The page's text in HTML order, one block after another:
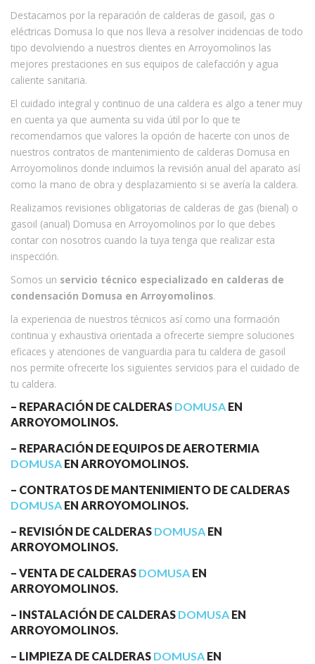
Destacamos por la reparación de calderas de gasoil, gas o
eléctricas Domusa lo que nos lleva a resolver incidencias de todo
tipo devolviendo a nuestros clientes en Arroyomolinos las
mejores prestaciones en sus equipos de calefacción y agua
caliente sanitaria.
El cuidado integral y continuo de una caldera es algo a tener muy
en cuenta ya que aumenta su vida útil por lo que te
recomendamos que valores la opción de hacerte con unos de
nuestros contratos de mantenimiento de calderas Domusa en
Arroyomolinos donde incluimos la revisión anual del aparato así
como la mano de obra y desplazamiento si se avería la caldera.
Realizamos revisiones obligatorias de calderas de gas (bienal) o
gasoil (anual) Domusa en Arroyomolinos por lo que debes
contar con nosotros cuando la tuya tenga que realizar esta
inspección.
Somos un servicio técnico especializado en calderas de
condensación Domusa en Arroyomolinos.
la experiencia de nuestros técnicos así como una formación
continua y exhaustiva orientada a ofrecerte siempre soluciones
eficaces y atenciones de vanguardia para tu caldera de gasoil
nos permite ofrecerte los siguientes servicios para el cuidado de
tu caldera.
– REPARACIÓN DE CALDERAS DOMUSA EN
ARROYOMOLINOS.
– REPARACIÓN DE EQUIPOS DE AEROTERMIA
DOMUSA EN ARROYOMOLINOS.
– CONTRATOS DE MANTENIMIENTO DE CALDERAS
DOMUSA EN ARROYOMOLINOS.
– REVISIÓN DE CALDERAS DOMUSA EN
ARROYOMOLINOS.
– VENTA DE CALDERAS DOMUSA EN
ARROYOMOLINOS.
– INSTALACIÓN DE CALDERAS DOMUSA EN
ARROYOMOLINOS.
– LIMPIEZA DE CALDERAS DOMUSA EN